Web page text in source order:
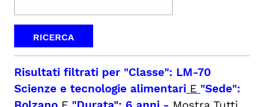
Risultati filtrati per "Classe": LM-70
Scienze e tecnologie alimentari E "Sede":